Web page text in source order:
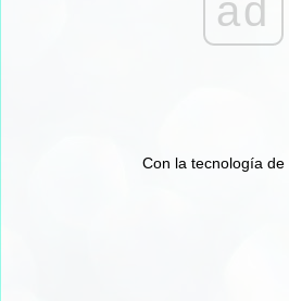
ad
Con la tecnología de